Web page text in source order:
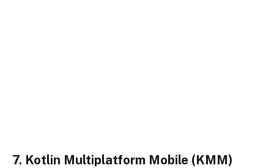
7. Kotlin Multiplatform Mobile (KMM)